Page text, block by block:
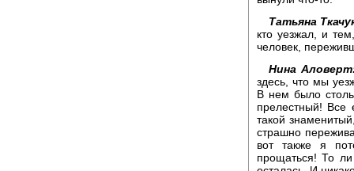
Татьяна
кто уезжал, и
человек,
Нина
здесь, что мы
В нем было
прелестный! Все
такой
страшно
вот также я
прощаться! То